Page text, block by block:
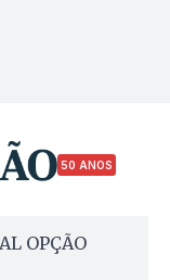
50 ANOS
OPÇÃO